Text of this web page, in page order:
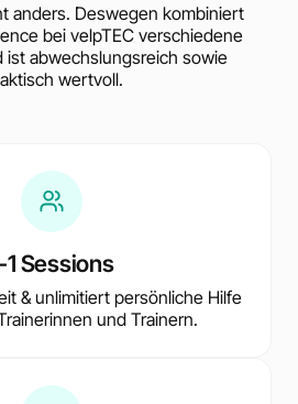
anders. Deswegen kombiniert
bei velpTEC verschiedene
ist abwechslungsreich sowie
wertvoll.
1 Sessions
& unlimitiert persönliche Hilfe
und Trainern.